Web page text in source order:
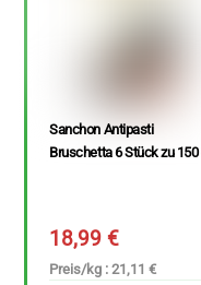
Sanchon Antipasti
Bruschetta 6 Stück zu 150
18,99€
Preis/kg : 21,11 €